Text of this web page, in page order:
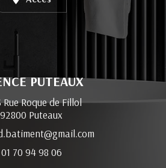
PUTEAUX
Rue Roque de Fillol
92800 Puteaux
01 70 94 98 06